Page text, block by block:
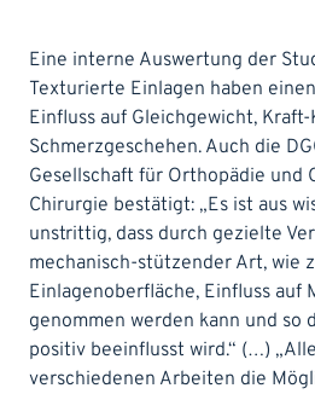
Eine interne Auswertung der
Texturierte Einlagen haben
Einfluss auf Gleichgewicht,
Schmerzgeschehen. Auch die
Gesellschaft für Orthopädie und
Chirurgie bestätigt: „Es ist aus
unstrittig, dass durch gezielte
mechanisch-stützender Art, wie
Einlagenoberfläche, Einfluss auf
genommen werden kann und so
positiv beeinflusst wird.“ (…)
verschiedenen Arbeiten die